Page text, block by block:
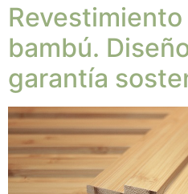
bambú.
garantía